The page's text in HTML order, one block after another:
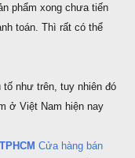
phẩm xong chưa tiến
toán. Thì rất có thể
tố như trên, tuy nhiên đó
ở Việt Nam hiện nay
Cửa hàng bán